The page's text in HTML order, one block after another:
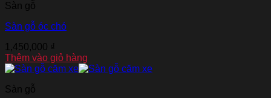
Sàn gỗ
Sàn gỗ óc chó
1,450,000 ₫
Thêm vào giỏ hàng
Sàn gỗ